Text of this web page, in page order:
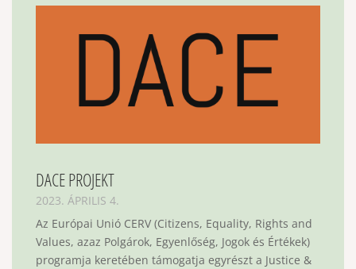
DACE PROJEKT
2023. ÁPRILIS 4.
Az Európai Unió CERV (Citizens, Equality, Rights and
Values, azaz Polgárok, Egyenlőség, Jogok és Értékek)
programja keretében támogatja egyrészt a Justice &